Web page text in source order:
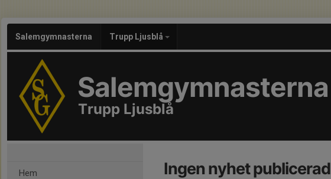
Salemgymnasterna Trupp Ljusblå
Salemgymnasterna
Trupp Ljusblå
Hem Ingen nyhet publicerad